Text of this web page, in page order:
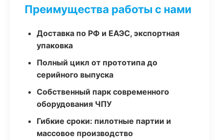
Преимущества работы с нами
Доставка по РФ и ЕАЭС, экспортная
упаковка
Полный цикл от прототипа до
серийного выпуска
Собственный парк современного
оборудования ЧПУ
Гибкие сроки: пилотные партии и
массовое производство